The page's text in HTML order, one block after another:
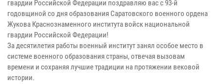
гвардии Российской Федерации поздравляю вас с 93-й
годовщиной со дня образования Саратовского военного ордена
Жукова Краснознаменного института войск национальной
гвардии Российской Федерации!
За десятилетия работы военный институт занял особое место в
системе военного образования страны, отвечая вызовам
времени и сохраняя лучшие традиции на протяжении вековой
истории.